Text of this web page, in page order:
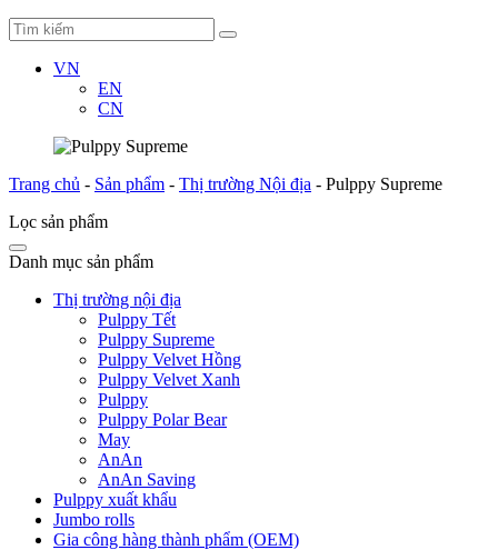
VN
EN
CN
Trang chủ - Sản phẩm - Thị trường Nội địa - Pulppy Supreme
Lọc sản phẩm
Danh mục sản phẩm
Thị trường nội địa
Pulppy Tết
Pulppy Supreme
Pulppy Velvet Hồng
Pulppy Velvet Xanh
Pulppy
Pulppy Polar Bear
May
AnAn
AnAn Saving
Pulppy xuất khẩu
Jumbo rolls
Gia công hàng thành phẩm (OEM)